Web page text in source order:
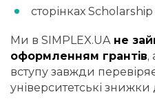
сторінках
Ми в SIMPLEX.UA не
оформленням грантів,
вступу завжди
університетські